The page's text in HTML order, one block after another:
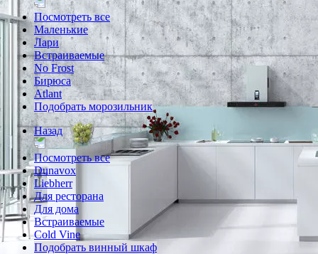
Посмотреть все
Маленькие
Лари
Встраиваемые
No Frost
Бирюса
Atlant
Подобрать морозильник
Назад
Посмотреть все
Dunavox
Liebherr
Для ресторана
Для дома
Встраиваемые
Cold Vine
Подобрать винный шкаф